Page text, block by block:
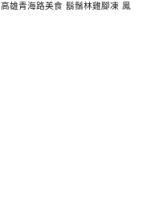
高雄青海路美食 鬍鬚林雞腳凍 鳳